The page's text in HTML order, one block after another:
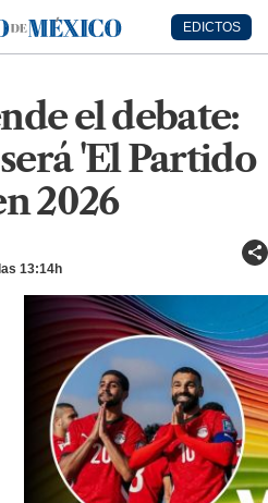
EDICTOS
el debate:
'El Partido
2026
13:14h